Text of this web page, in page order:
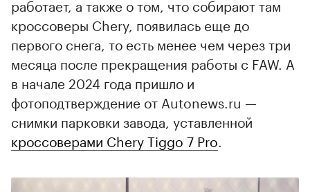
работает, а также о том, что собирают там
кроссоверы Chery, появилась еще до
первого снега, то есть менее чем через три
месяца после прекращения работы с FAW. А
в начале 2024 года пришло и
фотоподтверждение от Autonews.ru —
снимки парковки завода, уставленной
кроссоверами Chery Tiggo 7 Pro